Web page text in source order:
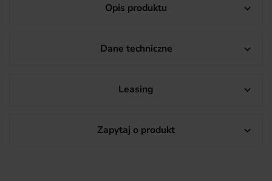
Opis produktu 
Dane techniczne 
Leasing 
Zapytaj o produkt 